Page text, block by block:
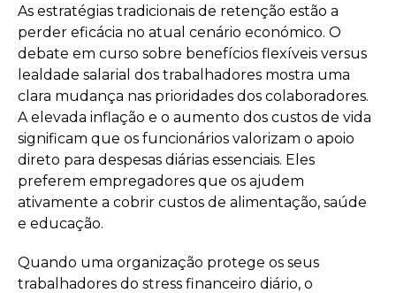
As estratégias tradicionais de retenção estão a
perder eficácia no atual cenário económico. O
debate em curso sobre benefícios flexíveis versus
lealdade salarial dos trabalhadores mostra uma
clara mudança nas prioridades dos colaboradores.
A elevada inflação e o aumento dos custos de vida
significam que os funcionários valorizam o apoio
direto para despesas diárias essenciais. Eles
preferem empregadores que os ajudem
ativamente a cobrir custos de alimentação, saúde
e educação.
Quando uma organização protege os seus
trabalhadores do stress financeiro diário, o